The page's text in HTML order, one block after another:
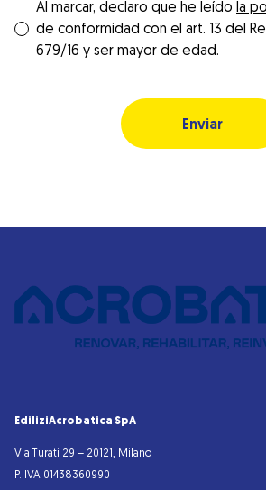
Al marcar, declaro que he leído la
de conformidad con el art. 13 del
679/16 y ser mayor de edad.
EdiliziAcrobatica SpA
Via Turati 29 – 20121, Milano
P. IVA 01438360990